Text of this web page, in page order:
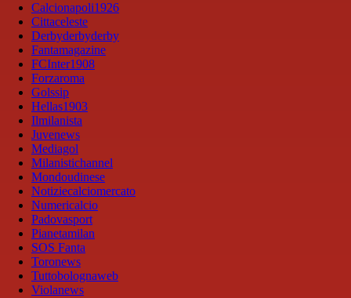
Calcionapoli1926
Cittaceleste
Derbyderbyderby
Fantamagazine
FCInter1908
Forzaroma
Golssip
Hellas1903
Ilmilanista
Juvenews
Mediagol
Milanistichannel
Mondoudinese
Notiziecalciomercato
Numericalcio
Padovasport
Pianetamilan
SOS Fanta
Toronews
Tuttobolognaweb
Violanews